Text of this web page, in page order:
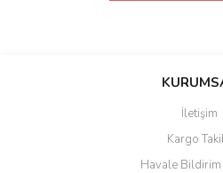
İletişim
Kargo
Havale Bildirim